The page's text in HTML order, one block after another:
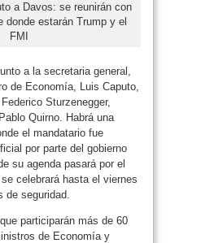
a Davos: se reunirán con
donde estarán Trump y el
FMI
a la secretaria general,
de Economía, Luis Caputo,
Sturzenegger,
Quirno. Habrá una
el mandatario fue
por parte del gobierno
su agenda pasará por el
celebrará hasta el viernes
de seguridad.
participarán más de 60
de Economía y